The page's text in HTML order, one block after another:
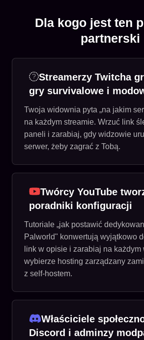
Dla kogo jest ten
partnerski
Streamerzy Twitcha
gry survivalowe i
Twoja widownia pyta „na jakim
na każdym streamie. Wrzuć link
paneli i zarabiaj, gdy widzowie
serwer, żeby zagrać z Tobą.
Twórcy YouTube
poradniki konfiguracji
Tutoriale „jak postawić
Palworld" konwertują wyjątkowo
link w opisie i zarabiaj na każdym
wybierze hosting zarządzany
z self-hostem.
Właściciele
Discord i adminzy